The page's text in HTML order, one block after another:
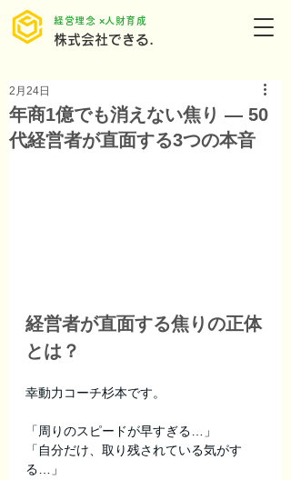
株式会社できる.
​経営理念 ×人財育成
年商1億でも消えない焦り ― 50
代経営者が直面する3つの本音
2月24日
経営者が直面する焦りの正体
とは？
幸動力コーチ杉本です。
「周りのスピードが早すぎる…」
「自分だけ、取り残されている気がす
る…」